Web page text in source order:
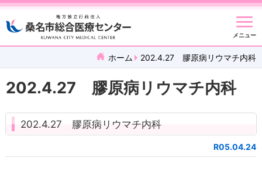
メニュー
ホーム 202.4.27 膠原病リウマチ内科
202.4.27 膠原病リウマチ内科
202.4.27 膠原病リウマチ内科
R05.04.24